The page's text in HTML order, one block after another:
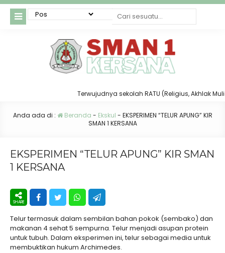
Terwujudnya sekolah RATU (Religius, Akhlak
Anda ada di : Beranda - Ekskul - EKSPERIMEN “TELUR APUNG” KIR
SMAN 1 KERSANA
EKSPERIMEN “TELUR APUNG” KIR SMAN
1 KERSANA
Telur termasuk dalam sembilan bahan pokok (sembako) dan
makanan 4 sehat 5 sempurna. Telur menjadi asupan protein
untuk tubuh. Dalam eksperimen ini, telur sebagai media untuk
membuktikan hukum Archimedes.